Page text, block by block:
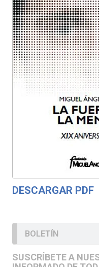
DESCARGAR PDF
BOLETÍN
SUSCRÍBETE A